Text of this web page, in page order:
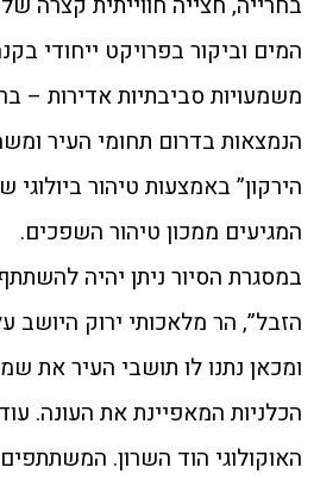
המים וביקור בפרויקט ייחודי
משמעויות סביבתיות אדירות –
הנמצאות בדרום תחומי העיר
הירקון” באמצעות טיהור
המגיעים ממכון טיהור השפכים.
במסגרת הסיור ניתן יהיה
הזבל”, הר מלאכותי ירוק היושב
ומכאן נתנו לו תושבי העיר את
הכלניות המאפיינת את העונה.
האוקולוגי הוד השרון.